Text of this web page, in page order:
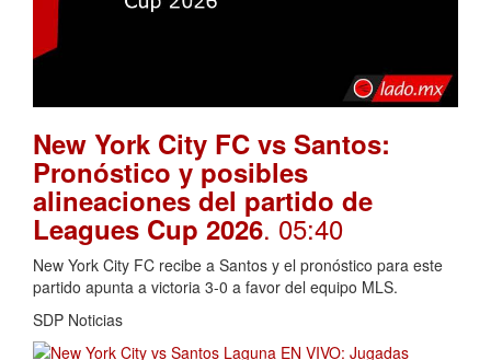
New York City FC vs Santos:
Pronóstico y posibles
alineaciones del partido de
Leagues Cup 2026. 05:40
New York City FC recibe a Santos y el pronóstico para este
partido apunta a victoria 3-0 a favor del equipo MLS.
SDP Noticias